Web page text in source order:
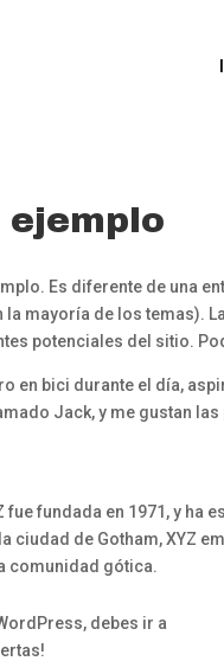
ejemplo
Es diferente de una
la mayoría de los temas).
potenciales del sitio.
en bici durante el día,
Jack, y me gustan
fue fundada en 1971, y
ciudad de Gotham, XYZ
comunidad gótica.
debes ir a